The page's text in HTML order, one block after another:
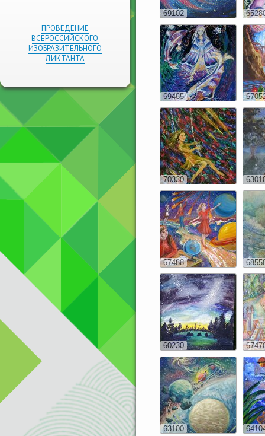
ПРОВЕДЕНИЕ
ВСЕРОССИЙСКОГО
ИЗОБРАЗИТЕЛЬНОГО
ДИКТАНТА
69102
69485
70330
67488
60230
63100